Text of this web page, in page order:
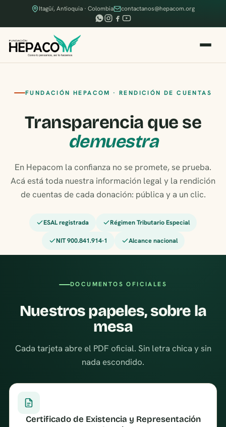
Itagüí, Antioquia · Colombia contactanos@hepacom.org
FUNDACIÓN HEPACOM · RENDICIÓN DE CUENTAS
Transparencia que se
demuestra
En Hepacom la confianza no se promete, se prueba.
Acá está toda nuestra información legal y la rendición
de cuentas de cada donación: pública y a un clic.
ESAL registrada Régimen Tributario Especial
NIT 900.841.914-1 Alcance nacional
DOCUMENTOS OFICIALES
Nuestros papeles, sobre la
mesa
Cada tarjeta abre el PDF oficial. Sin letra chica y sin
nada escondido.
Certificado de Existencia y Representación